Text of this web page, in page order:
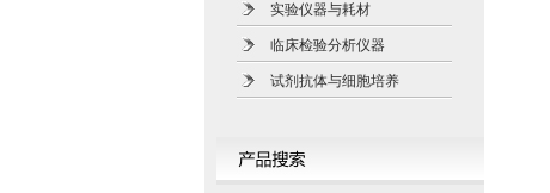
实验仪器与耗材
临床检验分析仪器
试剂抗体与细胞培养